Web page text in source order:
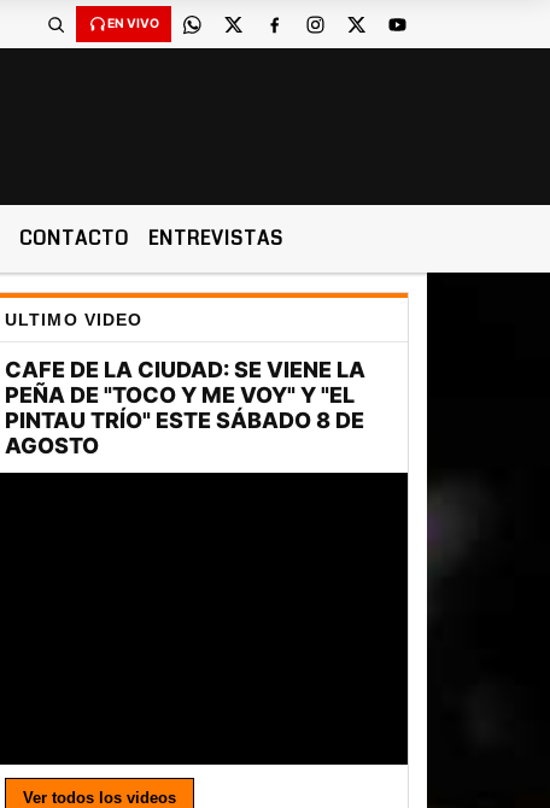
EN VIVO
CONTACTO ENTREVISTAS
ULTIMO VIDEO
Ver todos los videos